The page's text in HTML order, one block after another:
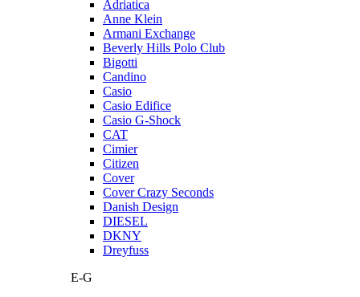
Adriatica
Anne Klein
Armani Exchange
Beverly Hills Polo Club
Bigotti
Candino
Casio
Casio Edifice
Casio G-Shock
CAT
Cimier
Citizen
Cover
Cover Crazy Seconds
Danish Design
DIESEL
DKNY
Dreyfuss
E-G